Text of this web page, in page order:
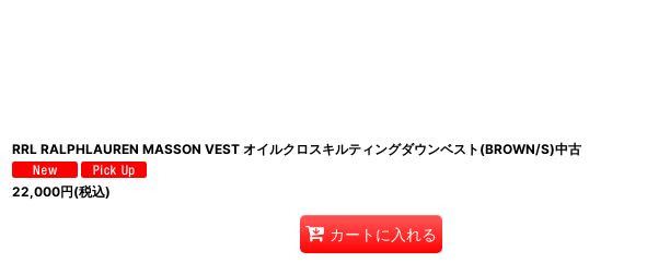
RRL RALPHLAUREN MASSON VEST オイルクロスキルティングダウンベスト(BROWN/S)中古
22,000円(税込)
カートに入れる